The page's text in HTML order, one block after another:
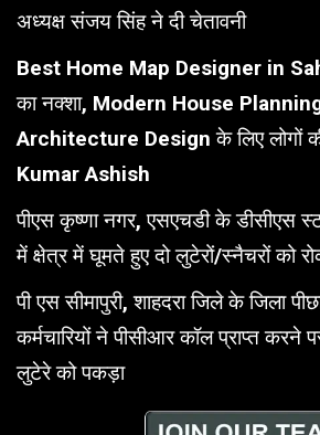
अध्यक्ष संजय सिंह ने दी चेतावनी
Best Home Map Designer in
का नक्शा, Modern House
Architecture Design के लिए लोगों
Kumar Ashish
पीएस कृष्णा नगर, एसएचडी के डीसीएस
में क्षेत्र में घूमते हुए दो लुटेरों/स्नैचरों को
पी एस सीमापुरी, शाहदरा जिले के जिला
कर्मचारियों ने पीसीआर कॉल प्राप्त
लुटेरे को पकड़ा